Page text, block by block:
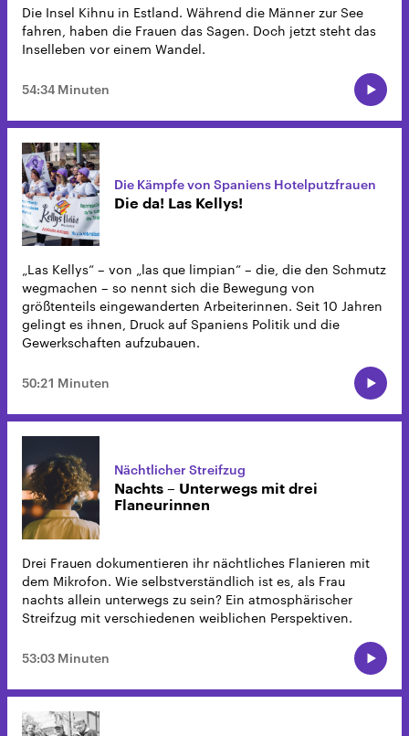
Die Insel Kihnu in Estland. Während die Männer zur See
fahren, haben die Frauen das Sagen. Doch jetzt steht das
Inselleben vor einem Wandel.
54:34 Minuten
Die Kämpfe von Spaniens Hotelputzfrauen
Die da! Las Kellys!
„Las Kellys“ – von „las que limpian“ – die, die den Schmutz
wegmachen – so nennt sich die Bewegung von
größtenteils eingewanderten Arbeiterinnen. Seit 10 Jahren
gelingt es ihnen, Druck auf Spaniens Politik und die
Gewerkschaften aufzubauen.
50:21 Minuten
Nächtlicher Streifzug
Nachts – Unterwegs mit drei
Flaneurinnen
Drei Frauen dokumentieren ihr nächtliches Flanieren mit
dem Mikrofon. Wie selbstverständlich ist es, als Frau
nachts allein unterwegs zu sein? Ein atmosphärischer
Streifzug mit verschiedenen weiblichen Perspektiven.
53:03 Minuten